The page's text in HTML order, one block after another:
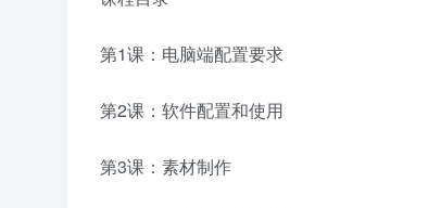
第1课：电脑端配置要求
第2课：软件配置和使用
第3课：素材制作